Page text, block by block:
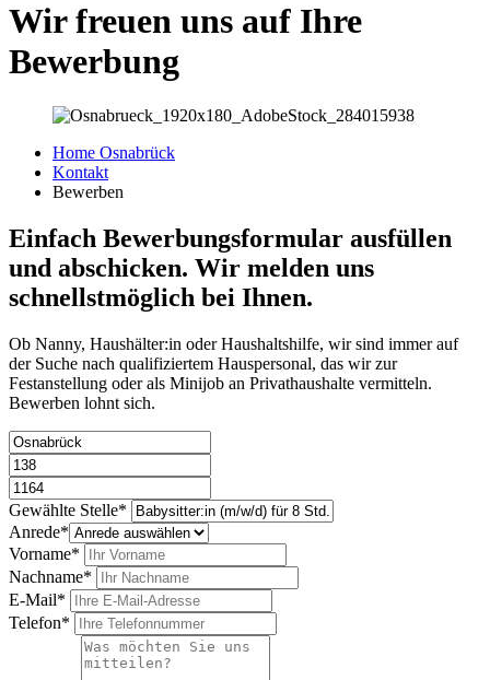
Wir freuen uns auf Ihre
Bewerbung
Home Osnabrück
Kontakt
Bewerben
Einfach Bewerbungsformular ausfüllen
und abschicken. Wir melden uns
schnellstmöglich bei Ihnen.
Ob Nanny, Haushälter:in oder Haushaltshilfe, wir sind immer auf
der Suche nach qualifiziertem Hauspersonal, das wir zur
Festanstellung oder als Minijob an Privathaushalte vermitteln.
Bewerben lohnt sich.
Bitte nicht ausfüllen.
Gewählte Stelle*
Anrede*
Vorname*
Nachname*
E-Mail*
Telefon*